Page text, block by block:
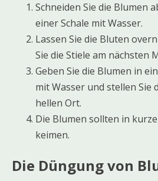
Schneiden Sie die Blumen
einer Schale mit Wasser.
Lassen Sie die Bluten
Sie die Stiele am nächsten
Geben Sie die Blumen in
mit Wasser und stellen Sie
hellen Ort.
Die Blumen sollten in
keimen.
Die Düngung von